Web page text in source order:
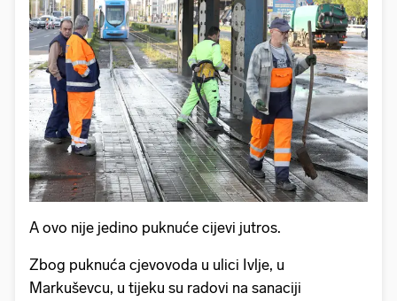
A ovo nije jedino puknuće cijevi jutros.
Zbog puknuća cjevovoda u ulici Ivlje, u
Markuševcu, u tijeku su radovi na sanaciji